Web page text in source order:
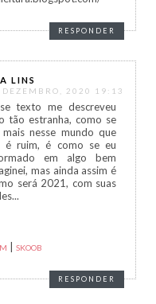
RESPONDER
LINS
DEZEMBRO, 2020 19:13
texto me descreveu
tão estranha, como se
nesse mundo que
ruim, é como se eu
em algo bem
mas ainda assim é
será 2021, com suas
SKOOB
RESPONDER